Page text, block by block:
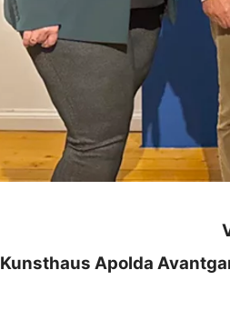
Kunsthaus Apolda